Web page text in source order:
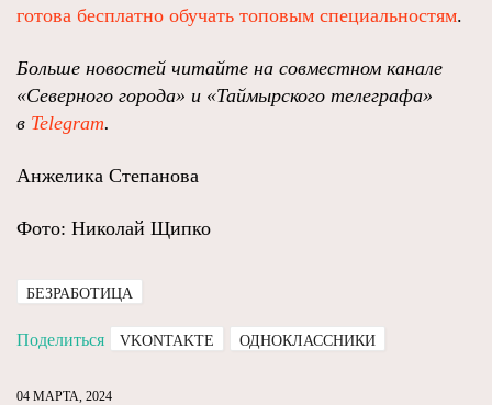
готова бесплатно обучать топовым специальностям.
Больше новостей читайте на совместном канале
«Северного города» и «Таймырского телеграфа»
в Telegram.
Анжелика Степанова
Фото: Николай Щипко
БЕЗРАБОТИЦА
Поделиться VKONTAKTE ОДНОКЛАССНИКИ
04 МАРТА, 2024